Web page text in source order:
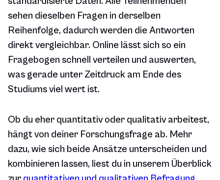
sehen dieselben Fragen in derselben
Reihenfolge, dadurch werden die Antworten
direkt vergleichbar. Online lässt sich so ein
Fragebogen schnell verteilen und auswerten,
was gerade unter Zeitdruck am Ende des
Studiums viel wert ist.
Ob du eher quantitativ oder qualitativ arbeitest,
hängt von deiner Forschungsfrage ab. Mehr
dazu, wie sich beide Ansätze unterscheiden und
kombinieren lassen, liest du in unserem Überblick